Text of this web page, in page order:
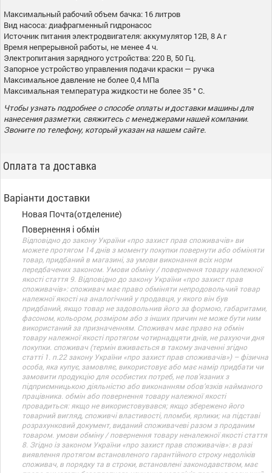
Максимальный рабочий объем бачка: 16 литров
Вид насоса: диафрагменный гидронасос
Источник питания электродвигателя: аккумулятор 12В, 8 А г
Время непрерывной работы, не менее 4 ч.
Электропитания зарядного устройства: 220 В, 50 Гц.
Запорное устройство управления подачи краски — ручка
Максимальное давление не более 0,4 МПа
Максимальная температура жидкости не более 35 ° С.
Чтобы узнать подробнее о способе оплаты и доставки машины для
нанесения разметки, свяжитесь с менеджерами нашей компании.
Звоните по телефону, который указан на нашем сайте.
Оплата та доставка
Варіанти доставки
Новая Почта(отделение)
Повернення і обмін
Відповідно до закону України «про захист прав споживачів» ви
можете протягом 14 днів з моменту покупки повернути або обміняти
товар, придбаний в магазині, за умови виконання всіх норм
передбачених законом. Умови обміну / повернення товару належної
якості стаття 9. Відповідно до закону України «про захист прав
споживачів»: споживач має право обміняти непродовольчий товар
належної якості на аналогічний у продавця, у якого він був
придбаний, якщо товар не задовольнив його за формою, габаритами,
фасоном, кольором, розміром або з інших причин не може бути ним
використаний за призначенням. Споживач має право на обмін
товару належної якості протягом чотирнадцяти днів, не рахуючи дня
покупки. споживач (термін вживається в такому значенні згідно
статті 1. п.22 закону України «про захист прав споживачів») – фізична
особа, яка купує, замовляє, використовує або має намір придбати чи
замовити продукцію для особистих потреб, не пов’язаних з
підприємницькою діяльністю або виконанням обов’язків найманого
працівника. обмін або повернення товару належної якості
провадиться: якщо не використовувався; якщо збережено його
товарний вигляд, споживчі властивості, пломби, ярлики; на підставі
розрахунковий документ, виданий споживачеві разом з проданим
товаром. умови обміну / повернення товару неналежної якості стаття
8. Згідно із законом України «про захист прав споживачів»: в разі
виявлення протягом встановленого гарантійного строку недоліків
споживач, в порядку та в строки, встановлені законодавством, має